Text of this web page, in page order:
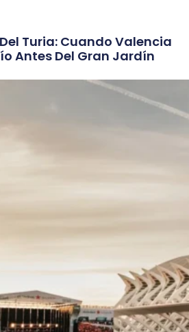
Turia: Cuando Valencia
Antes Del Gran Jardín